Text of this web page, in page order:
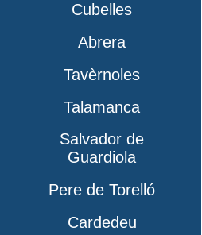
Cubelles
Abrera
Tavèrnoles
Talamanca
Salvador de
Guardiola
Pere de Torelló
Cardedeu